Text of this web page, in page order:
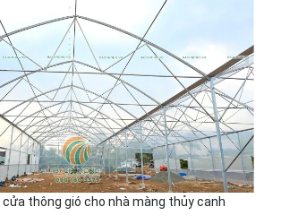
cửa thông gió cho nhà màng thủy canh